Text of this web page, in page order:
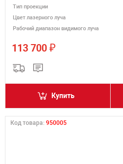
Тип проекции
Цвет лазерного луча
Рабочий диапазон видимого луча
113 700 ₽
Купить
Код товара: 950005